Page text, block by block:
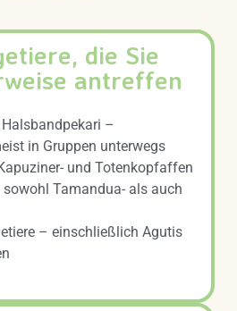
die Sie
antreffen
–
in Gruppen unterwegs
und Totenkopfaffen
Tamandua- als auch
– einschließlich Agutis